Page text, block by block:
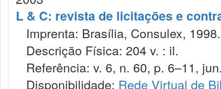
L & C: revista de licitações e
Imprenta: Brasília, Consulex, 1998.
Descrição Física: 204 v. : il.
Referência: v. 6, n. 60, p. 6–11,
Disponibilidade: Rede Virtual de